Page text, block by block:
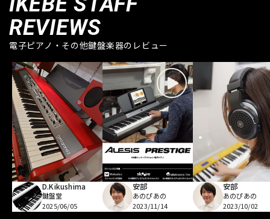
REVIEWS
電子ピアノ・その他鍵盤楽器のレビュー
D.Kikushima
鍵盤堂
2025/06/05
安部
あのぴあの
2023/11/14
安部
あのぴあの
2023/10/02